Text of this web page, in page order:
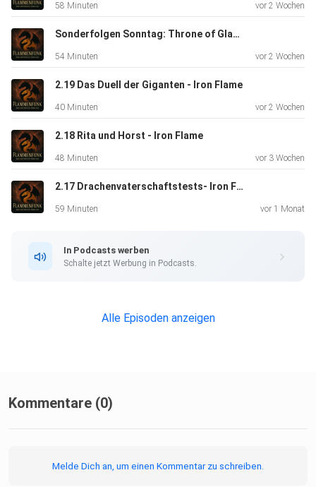
https://www.instagram.com/flammenfunk.podcast/
58 Minuten vor 2 Wochen
Sonderfolgen Sonntag: Throne of Glas 1 - Die Erwählte
54 Minuten vor 2 Wochen
2.19 Das Duell der Giganten - Iron Flame
40 Minuten vor 2 Wochen
2.18 Rita und Horst - Iron Flame
48 Minuten vor 3 Wochen
2.17 Drachenvaterschaftstests- Iron Flame
59 Minuten vor 1 Monat
In Podcasts werben
Schalte jetzt Werbung in Podcasts.
Alle Episoden anzeigen
Kommentare (0)
Melde Dich an, um einen Kommentar zu schreiben.